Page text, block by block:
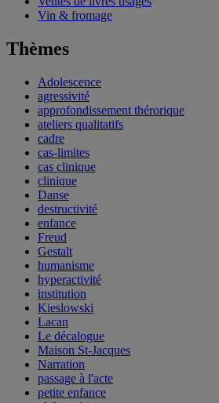
Vin & fromage
Thèmes
Adolescence
agressivité
approfondissement thérorique
ateliers qualitatifs
cadre
cas-limites
cas clinique
clinique
Danse
destructivité
enfance
Freud
Gestalt
humanisme
hyperactivité
institution
Kieslowski
Lacan
Le décalogue
Maison St-Jacques
Narration
passage à l'acte
petite enfance